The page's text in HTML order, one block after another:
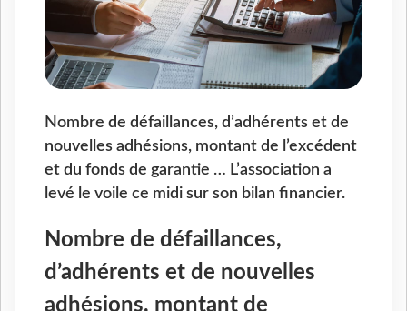
Nombre de défaillances, d’adhérents et de
nouvelles adhésions, montant de l’excédent
et du fonds de garantie … L’association a
levé le voile ce midi sur son bilan financier.
Nombre de défaillances,
d’adhérents et de nouvelles
adhésions, montant de